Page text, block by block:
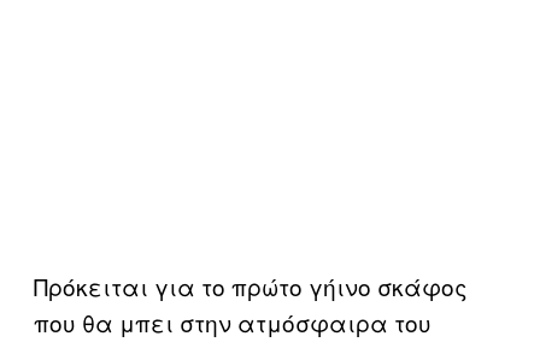
Πρόκειται για το πρώτο γήινο σκάφος
που θα μπει στην ατμόσφαιρα του